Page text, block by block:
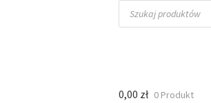
Wyszukiwarka
produktów
0,00 zł 0 Produkt